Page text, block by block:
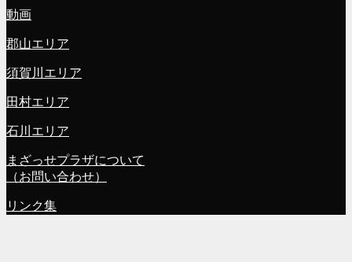
動画
郡山エリア
須賀川エリア
田村エリア
石川エリア
まざっせプラザについて
（お問い合わせ）
リンク集